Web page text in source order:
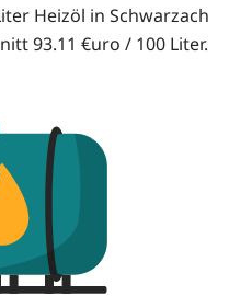
Heizöl in Schwarzach
93.11 €uro / 100 Liter.